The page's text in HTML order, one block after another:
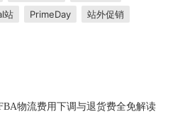
站 PrimeDay
站外促销
物流费用下调与退货费全免解读